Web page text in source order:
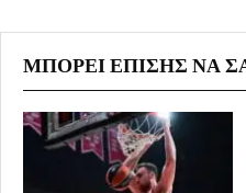
ΜΠΟΡΕΊ ΕΠΊΣΗΣ ΝΑ